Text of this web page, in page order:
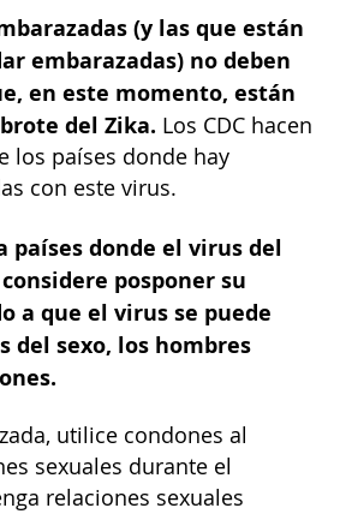
(y las que están
embarazadas) no deben
en este momento, están
del Zika. Los CDC hacen
los países donde hay
con este virus.
países donde el virus del
posponer su
a que el virus se puede
del sexo, los hombres
utilice condones al
sexuales durante el
relaciones sexuales